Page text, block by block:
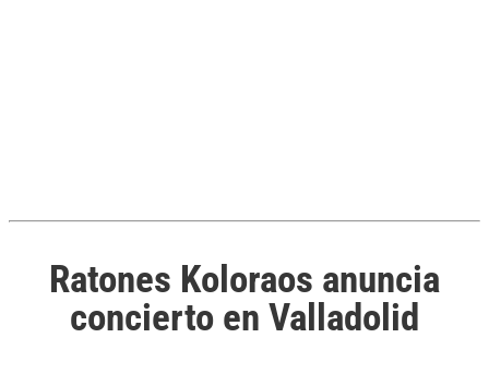
Ratones Koloraos anuncia
concierto en Valladolid